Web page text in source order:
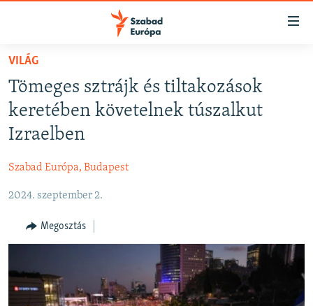
Akadálymentes
Ugrás
oldalra
Ugrás
tartalomjegyzékre
AKTUÁLIS
PODCASTOK
ELEMZŐ
NER15
SZABADON
DEMOKRÁCIA
A PÉNZ NYOMÁBAN
VILÁG
Tömeges sztrájk és tiltakozások
keretében követelnek túszalkut
Izraelben
Szabad Európa, Budapest
2024. szeptember 2.
Megosztás
Spotify